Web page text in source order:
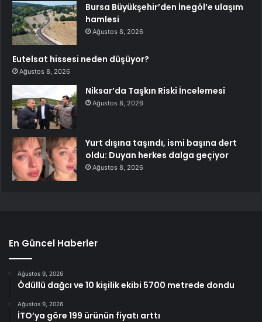
Bursa Büyükşehir’den İnegöl’e ulaşım
hamlesi
Ağustos 8, 2026
Eutelsat hissesi neden düşüyor?
Ağustos 8, 2026
Niksar’da Taşkın Riski İncelemesi
Ağustos 8, 2026
Yurt dışına taşındı, ismi başına dert
oldu: Duyan herkes dalga geçiyor
Ağustos 8, 2026
En Güncel Haberler
Ağustos 9, 2026
Ödüllü dağcı ve 10 kişilik ekibi 5700 metrede dondu
Ağustos 9, 2026
İTO’ya göre 199 ürünün fiyatı arttı